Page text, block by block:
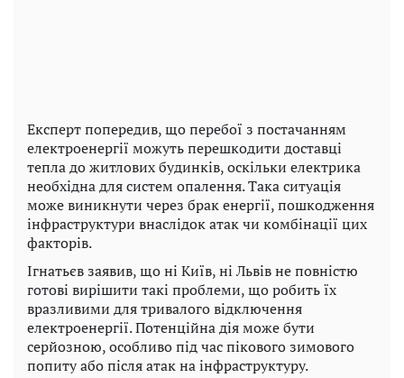
Експерт попередив, що перебої з постачанням
електроенергії можуть перешкодити доставці
тепла до житлових будинків, оскільки електрика
необхідна для систем опалення. Така ситуація
може виникнути через брак енергії, пошкодження
інфраструктури внаслідок атак чи комбінації цих
факторів.
Ігнатьєв заявив, що ні Київ, ні Львів не повністю
готові вирішити такі проблеми, що робить їх
вразливими для тривалого відключення
електроенергії. Потенційна дія може бути
серйозною, особливо під час пікового зимового
попиту або після атак на інфраструктуру.